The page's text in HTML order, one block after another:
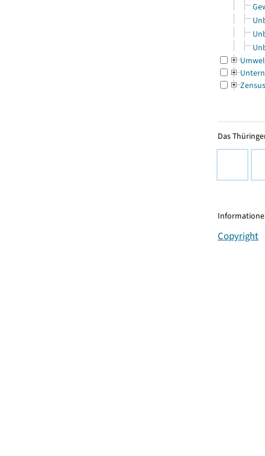
Zensus
Das
Copyright